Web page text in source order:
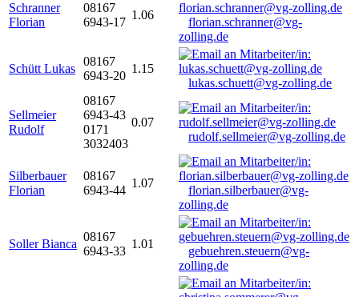
Schranner
Florian
08167
6943-17
1.06
florian.schranner@vg-
zolling.de
Schütt Lukas
08167
6943-20
1.15
lukas.schuett@vg-zolling.de
Sellmeier
Rudolf
08167
6943-43
0171
3032403
0.07
rudolf.sellmeier@vg-zolling.de
Silberbauer
Florian
08167
6943-44
1.07
florian.silberbauer@vg-
zolling.de
Soller Bianca
08167
6943-33
1.01
gebuehren.steuern@vg-
zolling.de